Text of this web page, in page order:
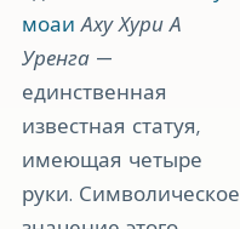
моаи Аху Хури А
Уренга—
единственная
известная статуя,
имеющая четыре
руки. Символическое